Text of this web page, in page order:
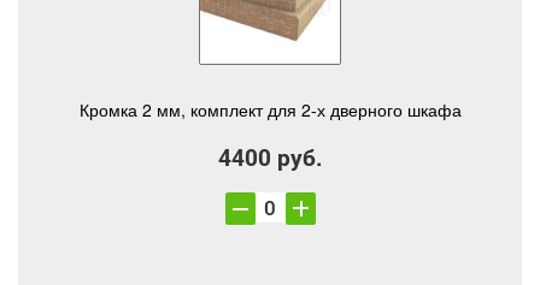
Кромка 2 мм, комплект для 2-х дверного шкафа
4400 руб.